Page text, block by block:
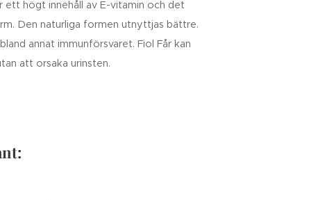
ett högt innehåll av E-vitamin och det
Den naturliga formen utnyttjas bättre.
annat immunförsvaret. Fiol Får kan
att orsaka urinsten.